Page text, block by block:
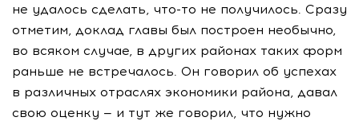
не удалось сделать, что-то не получилось. Сразу
отметим, доклад главы был построен необычно,
во всяком случае, в других районах таких форм
раньше не встречалось. Он говорил об успехах
в различных отраслях экономики района, давал
свою оценку — и тут же говорил, что нужно